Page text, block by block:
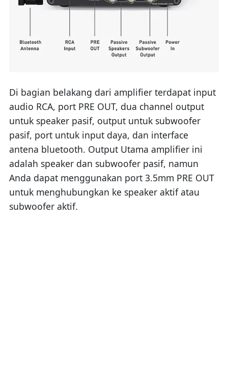
Di bagian belakang dari amplifier terdapat input
audio RCA, port PRE OUT, dua channel output
untuk speaker pasif, output untuk subwoofer
pasif, port untuk input daya, dan interface
antena bluetooth. Output Utama amplifier ini
adalah speaker dan subwoofer pasif, namun
Anda dapat menggunakan port 3.5mm PRE OUT
untuk menghubungkan ke speaker aktif atau
subwoofer aktif.